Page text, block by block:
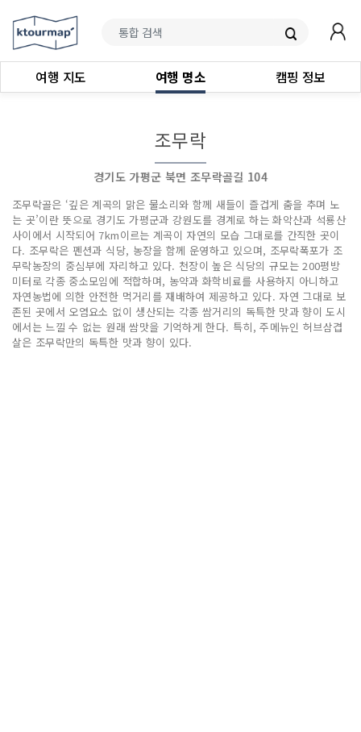
여행 지도 여행 명소 캠핑 정보
조무락
경기도 가평군 북면 조무락골길 104
조무락골은 ‘깊은 계곡의 맑은 물소리와 함께 새들이 즐겁게 춤을 추며 노
는 곳’이란 뜻으로 경기도 가평군과 강원도를 경계로 하는 화악산과 석룡산
사이에서 시작되어 7km이르는 계곡이 자연의 모습 그대로를 간직한 곳이
다. 조무락은 펜션과 식당, 농장을 함께 운영하고 있으며, 조무락폭포가 조
무락농장의 중심부에 자리하고 있다. 천장이 높은 식당의 규모는 200평방
미터로 각종 중소모임에 적합하며, 농약과 화학비료를 사용하지 아니하고
자연농법에 의한 안전한 먹거리를 재배하여 제공하고 있다. 자연 그대로 보
존된 곳에서 오염요소 없이 생산되는 각종 쌈거리의 독특한 맛과 향이 도시
에서는 느낄 수 없는 원래 쌈맛을 기억하게 한다. 특히, 주메뉴인 허브삼겹
살은 조무락만의 독특한 맛과 향이 있다.